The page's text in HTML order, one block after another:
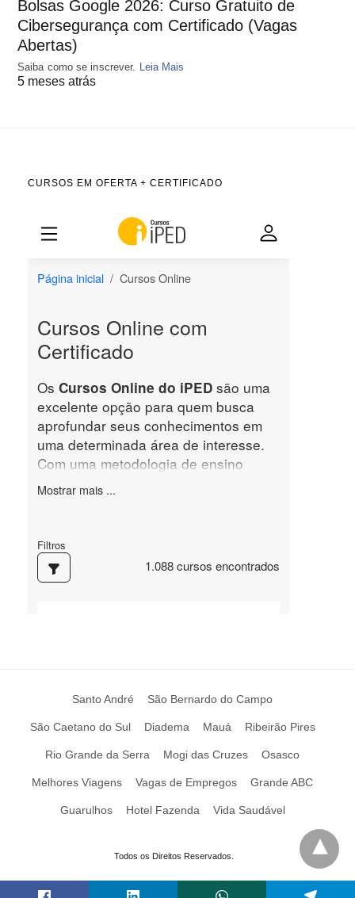
Bolsas Google 2026: Curso Gratuito de
Cibersegurança com Certificado (Vagas
Abertas)
Saiba como se inscrever. Leia Mais
5 meses atrás
CURSOS EM OFERTA + CERTIFICADO
Santo André São Bernardo do Campo
São Caetano do Sul Diadema Mauá Ribeirão Pires
Rio Grande da Serra Mogi das Cruzes Osasco
Melhores Viagens Vagas de Empregos Grande ABC
Guarulhos Hotel Fazenda Vida Saudável
Todos os Direitos Reservados.